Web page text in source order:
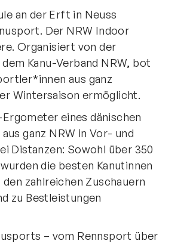
an der Erft in Neuss
Der NRW Indoor
Organisiert von der
Kanu-Verband NRW, bot
aus ganz
Wintersaison ermöglicht.
eines dänischen
ganz NRW in Vor- und
Distanzen: Sowohl über 350
die besten Kanutinnen
zahlreichen Zuschauern
zu Bestleistungen
– vom Rennsport über